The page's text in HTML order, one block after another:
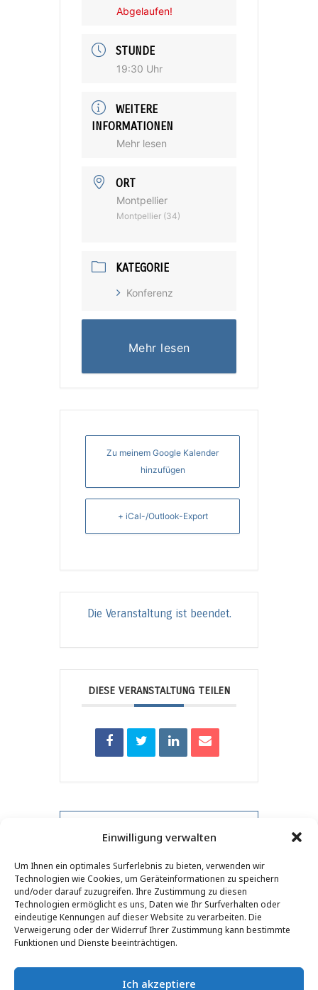
Einwilligung verwalten
Um Ihnen ein optimales Surferlebnis zu bieten, verwenden wir
Technologien wie Cookies, um Geräteinformationen zu speichern
und/oder darauf zuzugreifen. Ihre Zustimmung zu diesen
Technologien ermöglicht es uns, Daten wie Ihr Surfverhalten oder
eindeutige Kennungen auf dieser Website zu verarbeiten. Die
Verweigerung oder der Widerruf Ihrer Zustimmung kann bestimmte
Funktionen und Dienste beeinträchtigen.
Ich akzeptiere
Abgelaufen!
STUNDE
19:30 Uhr
WEITERE
INFORMATIONEN
Mehr lesen
ORT
Montpellier
Montpellier (34)
KATEGORIE
Konferenz
Mehr lesen
Zu meinem Google Kalender
hinzufügen
+ iCal-/Outlook-Export
Die Veranstaltung ist beendet.
DIESE VERANSTALTUNG TEILEN
NXT-Event
KONTAKT–RECHTLICHE HINWEISE